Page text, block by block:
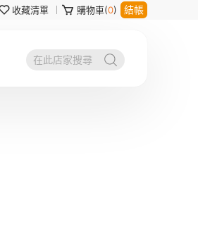
收藏清單 購物車(0) 結帳